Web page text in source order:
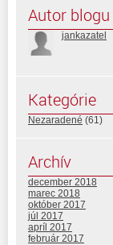
Autor blogu
jankazatel
Kategórie
Nezaradené (61)
Archív
december 2018
marec 2018
október 2017
júl 2017
apríl 2017
február 2017